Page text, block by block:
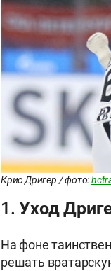
Крис Дригер / фото:
1. Уход
На фоне
решать